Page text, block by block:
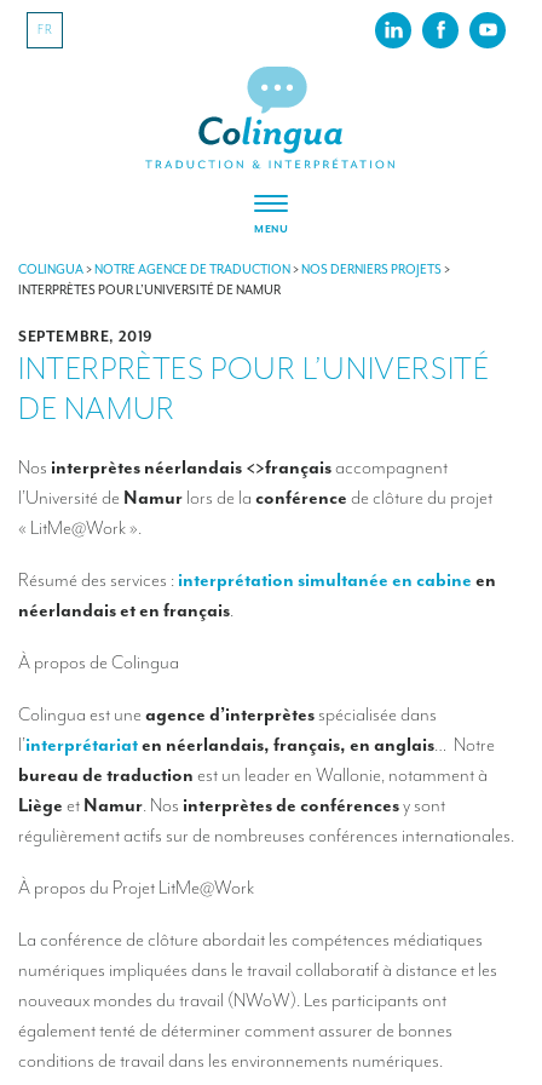
FR
MENU
À PROPOS
RSE
Nos derniers projets
INTERPRÉTATION
Interprétation simultanée à distance (en ligne)
Interprétation simultanée en cabine
Interprétation simultanée mobile
Interprétation simultanée pour petits groupes
Des interprètes de conférences à Liège
Combien coûte un interprète ?
TRADUCTION
COLINGUA>NOTRE AGENCE DE TRADUCTION>NOS DERNIERS PROJETS>
INTERPRÈTES POUR L’UNIVERSITÉ DE NAMUR
SEPTEMBRE, 2019
INTERPRÈTES POUR L’UNIVERSITÉ
DE NAMUR
Nos interprètes néerlandais <>françaisaccompagnent
l’Université de Namur lors de la conférence de clôture du projet
« LitMe@Work ».
Résumé des services : interprétation simultanée en cabine en
néerlandais et en français.
À propos de Colingua
Colingua est une agence d’interprètesspécialisée dans
l’interprétariaten néerlandais, français, en anglais… Notre
bureau de traduction est un leader en Wallonie, notamment à
Liège et Namur. Nos interprètes de conférencesy sont
régulièrement actifs sur de nombreuses conférences internationales.
À propos du Projet LitMe@Work
La conférence de clôture abordait les compétences médiatiques
numériques impliquées dans le travail collaboratif à distance et les
nouveaux mondes du travail (NWoW). Les participants ont
également tenté de déterminer comment assurer de bonnes
conditions de travail dans les environnements numériques.